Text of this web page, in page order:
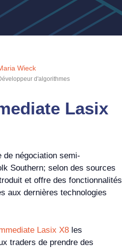
Wieck
d'algorithmes
Lasix
de négociation semi-
Southern; selon des sources
et offre des fonctionnalités
aux dernières technologies
Lasix X8 les
traders de prendre des